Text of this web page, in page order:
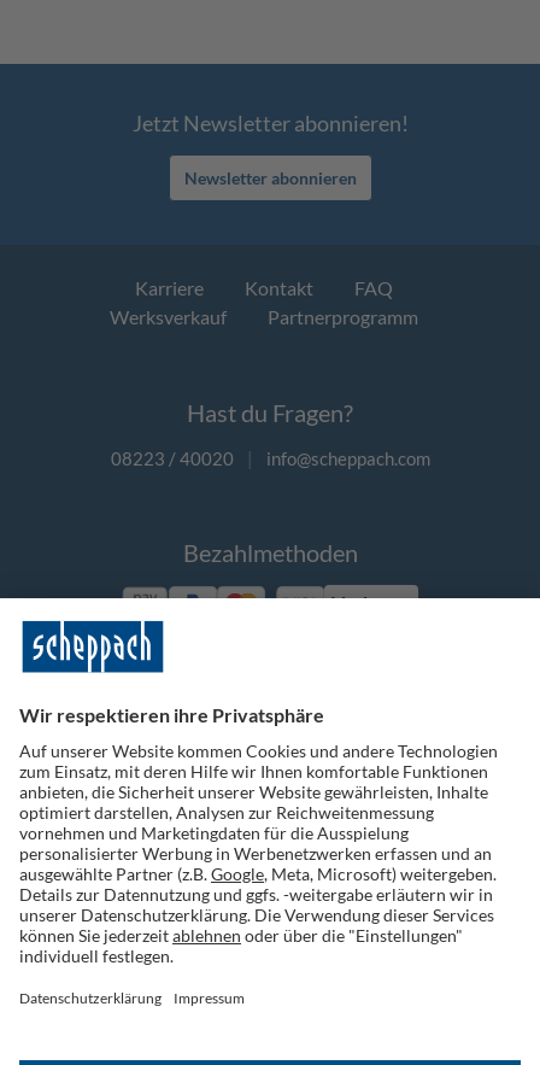
Jetzt Newsletter abonnieren!
Newsletter abonnieren
Karriere Kontakt
FAQ
Werksverkauf
Partnerprogramm
Hast du Fragen?
08223 / 40020 | info@scheppach.com
Bezahlmethoden
Vorkasse
Folge uns auf Social Media